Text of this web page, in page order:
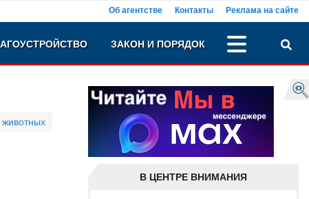
Об агентстве Контакты Реклама на сайте
ЗАКОН И ПОРЯДОК
В ЦЕНТРЕ ВНИМАНИЯ